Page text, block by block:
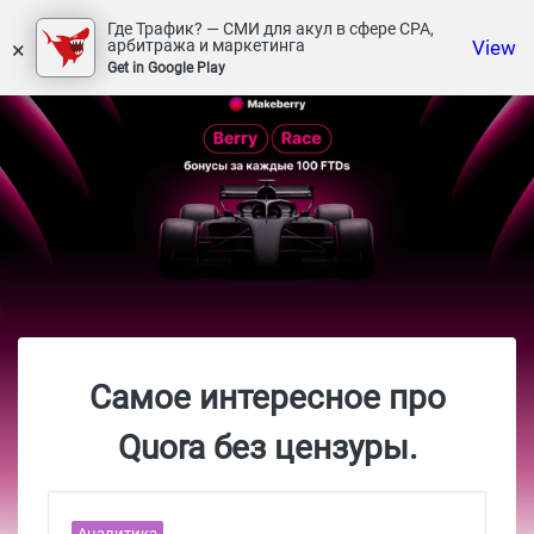
×
Где Трафик? — СМИ для акул в сфере СРА,
арбитража и маркетинга
Get in Google Play
View
Самое интересное про
Quora без цензуры.